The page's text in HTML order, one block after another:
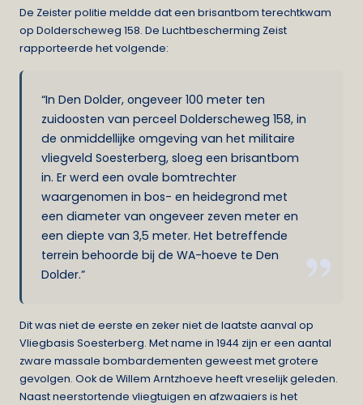
De Zeister politie meldde dat een brisantbom terechtkwam
op Dolderscheweg 158. De Luchtbescherming Zeist
rapporteerde het volgende:
“In Den Dolder, ongeveer 100 meter ten
zuidoosten van perceel Dolderscheweg 158, in
de onmiddellijke omgeving van het militaire
vliegveld Soesterberg, sloeg een brisantbom
in. Er werd een ovale bomtrechter
waargenomen in bos- en heidegrond met
een diameter van ongeveer zeven meter en
een diepte van 3,5 meter. Het betreffende
terrein behoorde bij de WA-hoeve te Den
Dolder.”
Dit was niet de eerste en zeker niet de laatste aanval op
Vliegbasis Soesterberg. Met name in 1944 zijn er een aantal
zware massale bombardementen geweest met grotere
gevolgen. Ook de Willem Arntzhoeve heeft vreselijk geleden.
Naast neerstortende vliegtuigen en afzwaaiers is het